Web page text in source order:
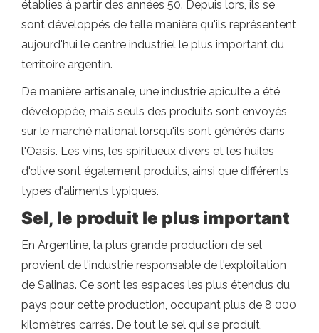
établies à partir des années 50. Depuis lors, ils se
sont développés de telle manière qu'ils représentent
aujourd'hui le centre industriel le plus important du
territoire argentin.
De manière artisanale, une industrie apiculte a été
développée, mais seuls des produits sont envoyés
sur le marché national lorsqu'ils sont générés dans
l'Oasis. Les vins, les spiritueux divers et les huiles
d'olive sont également produits, ainsi que différents
types d'aliments typiques.
Sel, le produit le plus important
En Argentine, la plus grande production de sel
provient de l'industrie responsable de l'exploitation
de Salinas. Ce sont les espaces les plus étendus du
pays pour cette production, occupant plus de 8 000
kilomètres carrés. De tout le sel qui se produit,